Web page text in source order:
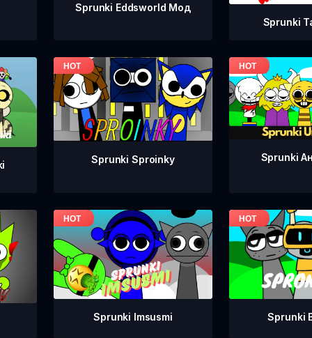
Sprunki Eddsworld Мод
Sprunki
Sprunki Sproinky Sprunki
Sprunki Imsusmi Sprunki